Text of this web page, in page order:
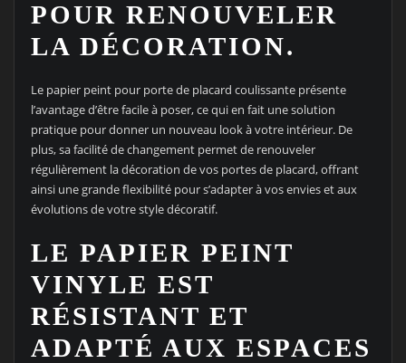
POUR RENOUVELER
LA DÉCORATION.
Le papier peint pour porte de placard coulissante présente
l’avantage d’être facile à poser, ce qui en fait une solution
pratique pour donner un nouveau look à votre intérieur. De
plus, sa facilité de changement permet de renouveler
régulièrement la décoration de vos portes de placard, offrant
ainsi une grande flexibilité pour s’adapter à vos envies et aux
évolutions de votre style décoratif.
LE PAPIER PEINT
VINYLE EST
RÉSISTANT ET
ADAPTÉ AUX ESPACES